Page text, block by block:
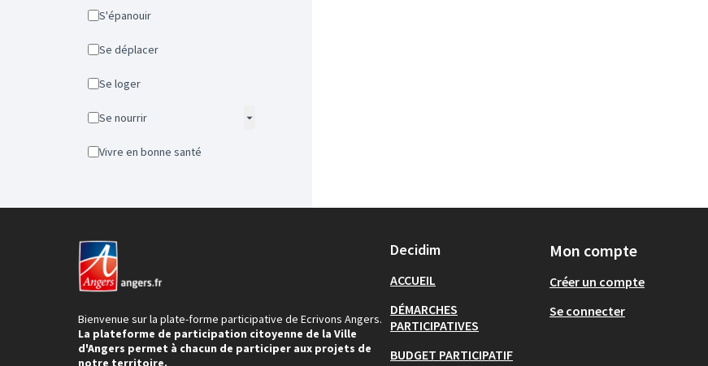
S'épanouir
Se déplacer
Se loger
Se nourrir
Vivre en bonne santé
Bienvenue sur la plate-forme participative de Ecrivons Angers.
La plateforme de participation citoyenne de la Ville
d'Angers permet à chacun de participer aux projets de
notre territoire.
Decidim
ACCUEIL
DÉMARCHES
PARTICIPATIVES
BUDGET PARTICIPATIF
Mon compte
Créer un compte
Se connecter